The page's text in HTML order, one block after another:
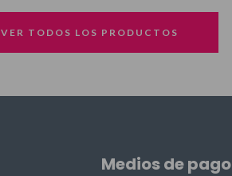
VER TODOS LOS PRODUCTOS
Medios de pago